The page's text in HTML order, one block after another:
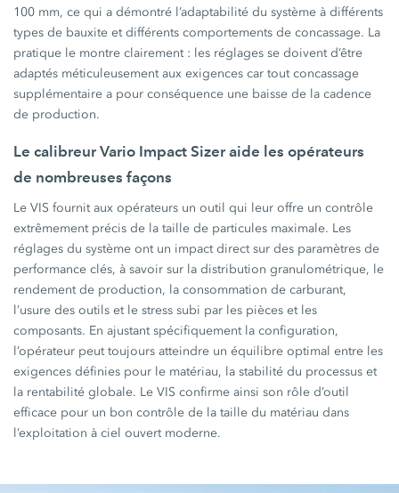
100 mm, ce qui a démontré l’adaptabilité du système à différents
types de bauxite et différents comportements de concassage. La
pratique le montre clairement : les réglages se doivent d’être
adaptés méticuleusement aux exigences car tout concassage
supplémentaire a pour conséquence une baisse de la cadence
de production.
Le calibreur Vario Impact Sizer aide les opérateurs
de nombreuses façons
Le VIS fournit aux opérateurs un outil qui leur offre un contrôle
extrêmement précis de la taille de particules maximale. Les
réglages du système ont un impact direct sur des paramètres de
performance clés, à savoir sur la distribution granulométrique, le
rendement de production, la consommation de carburant,
l’usure des outils et le stress subi par les pièces et les
composants. En ajustant spécifiquement la configuration,
l’opérateur peut toujours atteindre un équilibre optimal entre les
exigences définies pour le matériau, la stabilité du processus et
la rentabilité globale. Le VIS confirme ainsi son rôle d’outil
efficace pour un bon contrôle de la taille du matériau dans
l’exploitation à ciel ouvert moderne.